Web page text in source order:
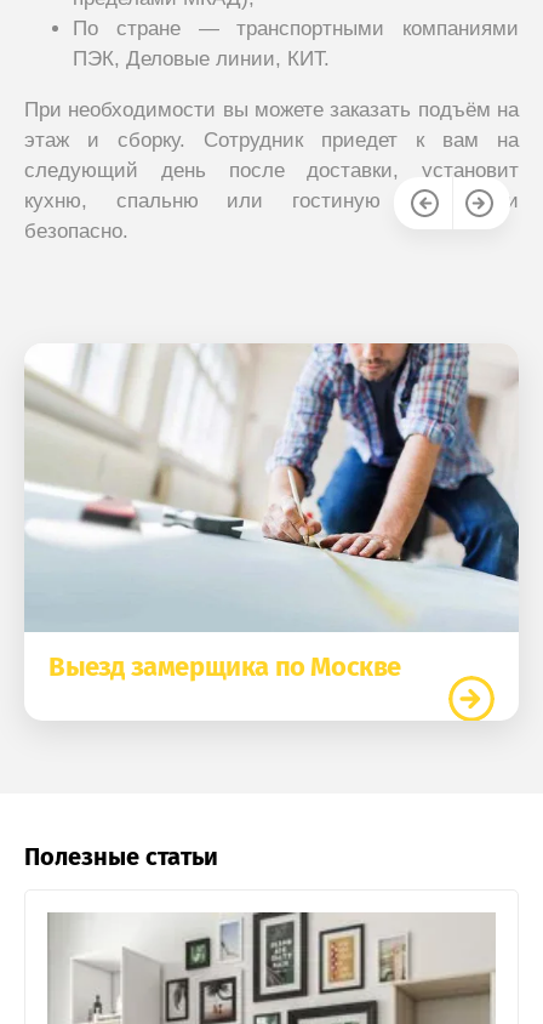
По стране — транспортными компаниями
ПЭК, Деловые линии, КИТ.
При необходимости вы можете заказать подъём на
этаж и сборку. Сотрудник приедет к вам на
следующий день после доставки, установит
кухню, спальню или гостиную быстро и
безопасно.
Выезд замерщика по Москве
Полезные статьи